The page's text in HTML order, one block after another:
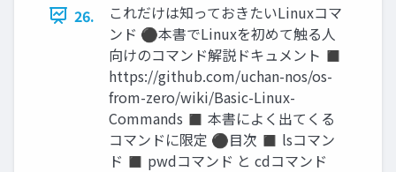
26.
これだけは知っておきたいLinuxコマ
ンド ⚫本書でLinuxを初めて触る人
向けのコマンド解説ドキュメント ◼
https://github.com/uchan-nos/os-
from-zero/wiki/Basic-Linux-
Commands ◼ 本書によく出てくる
コマンドに限定 ⚫目次 ◼ lsコマン
ド ◼ pwdコマンド と cdコマンド